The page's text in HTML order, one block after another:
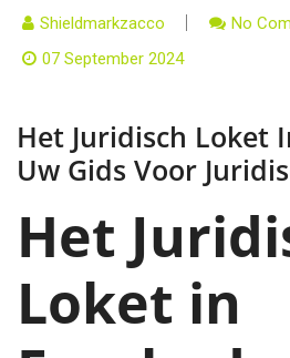
Shieldmarkzacco
No
07 September 2024
Het Juridisch Loket
Uw Gids Voor
Het
Loket in